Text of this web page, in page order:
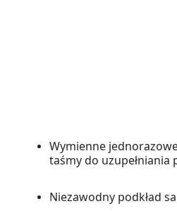
Wymienne
taśmy do uzupełniania
Niezawodny podkład